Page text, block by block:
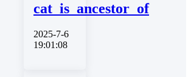
cat_is_ancestor_of
2025-7-6
19:01:08